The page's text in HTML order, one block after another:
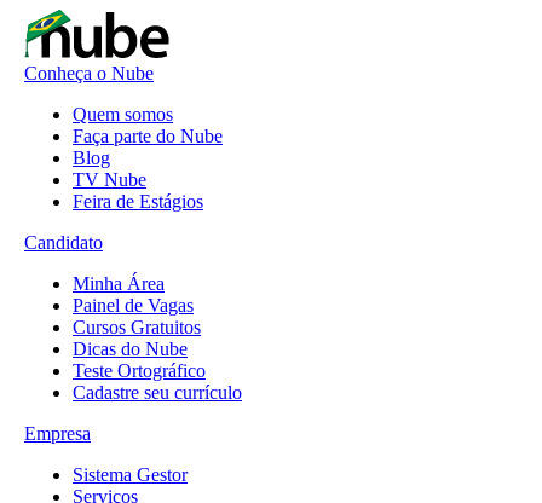
Conheça o Nube
Quem somos
Faça parte do Nube
Blog
TV Nube
Feira de Estágios
Candidato
Minha Área
Painel de Vagas
Cursos Gratuitos
Dicas do Nube
Teste Ortográfico
Cadastre seu currículo
Empresa
Sistema Gestor
Serviços